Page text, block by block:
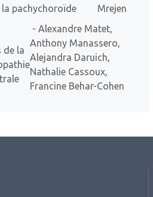
la pachychoroïde
Mrejen
de la
- Alexandre Matet,
Anthony Manassero,
Alejandra Daruich,
Nathalie Cassoux,
Francine Behar-Cohen